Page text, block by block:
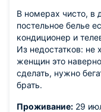
В номерах чисто, в
постельное белье
кондиционер и
Из недостатков: не
женщин это
сделать, нужно
брать.
Проживание: 29